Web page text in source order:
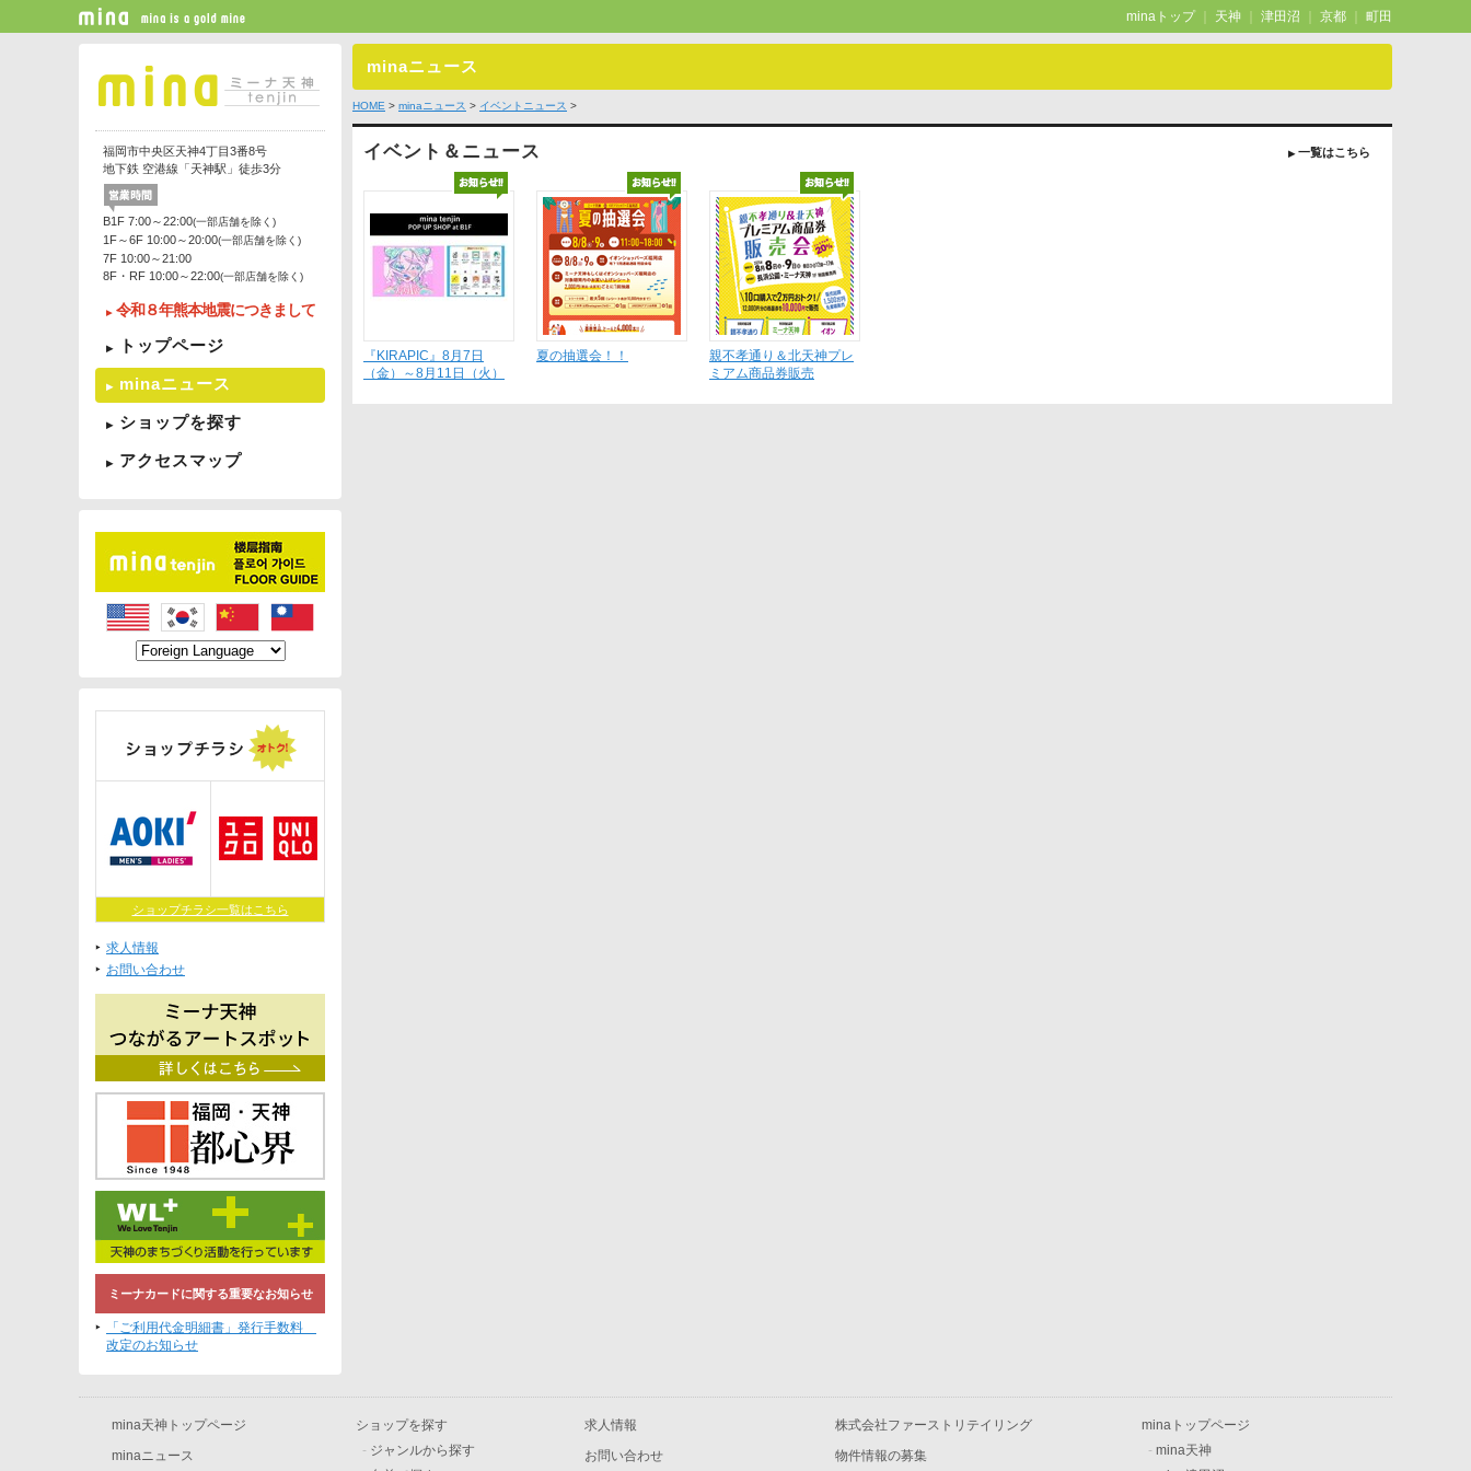
minaトップ｜ 天神 津田沼 京都 町田
福岡市中央区天神4丁目3番8号
地下鉄 空港線「天神駅」徒歩3分
B1F 7:00～22:00(一部店舗を除く)
1F～6F 10:00～20:00(一部店舗を除く)
7F 10:00～21:00
8F・RF 10:00～22:00(一部店舗を除く)
令和８年熊本地震につきまして
トップページ
minaニュース
ショップを探す
アクセスマップ
ショップチラシ一覧はこちら
求人情報
お問い合わせ
ミーナカードに関する重要なお知らせ
「ご利用代金明細書」発行手数料
改定のお知らせ
minaニュース
HOME > minaニュース > イベントニュース >
イベント＆ニュース ▶ 一覧はこちら
『KIRAPIC』8月7日
（金）～8月11日（火）
夏の抽選会！！
親不孝通り＆北天神プレ
ミアム商品券販売
mina天神トップページ
minaニュース
ショップを探す
- ジャンルから探す
求人情報
お問い合わせ
株式会社ファーストリテイリング
物件情報の募集
minaトップページ
- mina天神